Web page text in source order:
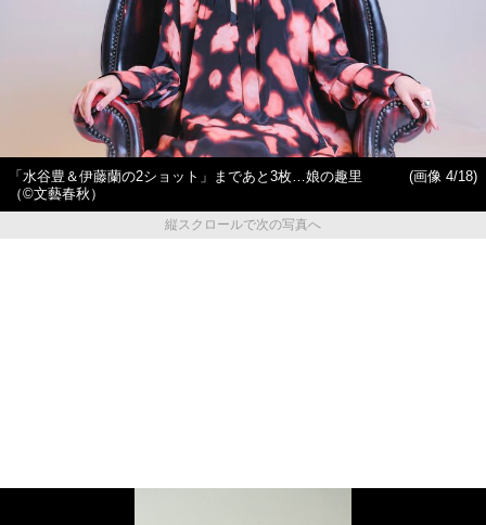
「水谷豊＆伊藤蘭の2ショット」まであと3枚…娘の趣里
（©︎文藝春秋）
(画像 4/18)
縦スクロールで次の写真へ